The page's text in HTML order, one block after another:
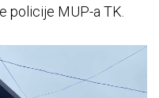
policije MUP-a TK.